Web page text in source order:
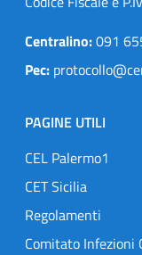
Centralino:091
Pec:
PAGINE UTILI
CEL Palermo1
CET Sicilia
Regolamenti
Comitato Infezioni